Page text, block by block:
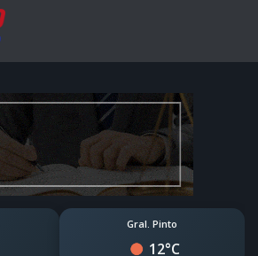
Gral. Pinto
12°C